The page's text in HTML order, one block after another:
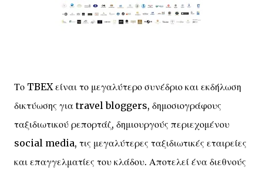
Το TBEX είναι το μεγαλύτερο συνέδριο και εκδήλωση
δικτύωσης για travel bloggers, δημοσιογράφους
ταξιδιωτικού ρεπορτάζ, δημιουργούς περιεχομένου
social media, τις μεγαλύτερες ταξιδιωτικές εταιρείες
και επαγγελματίες του κλάδου. Αποτελεί ένα διεθνούς